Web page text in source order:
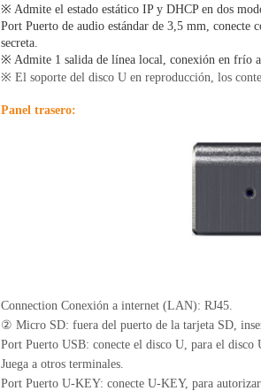
※ Admite el estado estático IP y DHCP en dos
Port Puerto de audio estándar de 3,5 mm, conecte
secreta.
※ Admite 1 salida de línea local, conexión en frío
※ El soporte del disco U en reproducción, los
Panel trasero:
Connection Conexión a internet (LAN): RJ45.
② Micro SD: fuera del puerto de la tarjeta SD,
Port Puerto USB: conecte el disco U, para el
Juega a otros terminales.
Port Puerto U-KEY: conecte U-KEY, para autorizar